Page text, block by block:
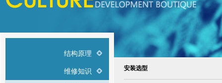
结构原理
维修知识 安装选型